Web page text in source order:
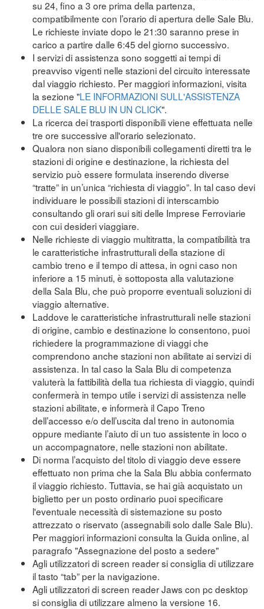
su 24, fino a 3 ore prima della partenza,
compatibilmente con l’orario di apertura delle Sale Blu.
Le richieste inviate dopo le 21:30 saranno prese in
carico a partire dalle 6:45 del giorno successivo.
I servizi di assistenza sono soggetti ai tempi di
preavviso vigenti nelle stazioni del circuito interessate
dal viaggio richiesto. Per maggiori informazioni, visita
la sezione "LE INFORMAZIONI SULL'ASSISTENZA
DELLE SALE BLU IN UN CLICK".
La ricerca dei trasporti disponibili viene effettuata nelle
tre ore successive all'orario selezionato.
Qualora non siano disponibili collegamenti diretti tra le
stazioni di origine e destinazione, la richiesta del
servizio può essere formulata inserendo diverse
“tratte” in un’unica “richiesta di viaggio”. In tal caso devi
individuare le possibili stazioni di interscambio
consultando gli orari sui siti delle Imprese Ferroviarie
con cui desideri viaggiare.
Nelle richieste di viaggio multitratta, la compatibilità tra
le caratteristiche infrastrutturali della stazione di
cambio treno e il tempo di attesa, in ogni caso non
inferiore a 15 minuti, è sottoposta alla valutazione
della Sala Blu, che può proporre eventuali soluzioni di
viaggio alternative.
Laddove le caratteristiche infrastrutturali nelle stazioni
di origine, cambio e destinazione lo consentono, puoi
richiedere la programmazione di viaggi che
comprendono anche stazioni non abilitate ai servizi di
assistenza. In tal caso la Sala Blu di competenza
valuterà la fattibilità della tua richiesta di viaggio, quindi
confermerà in tempo utile i servizi di assistenza nelle
stazioni abilitate, e informerà il Capo Treno
dell’accesso e/o dell’uscita dal treno in autonomia
oppure mediante l’aiuto di un tuo assistente in loco o
un accompagnatore, nelle stazioni non abilitate.
Di norma l’acquisto del titolo di viaggio deve essere
effettuato non prima che la Sala Blu abbia confermato
il viaggio richiesto. Tuttavia, se hai già acquistato un
biglietto per un posto ordinario puoi specificare
l'eventuale necessità di sistemazione su posto
attrezzato o riservato (assegnabili solo dalle Sale Blu).
Per maggiori informazioni consulta la Guida online, al
paragrafo "Assegnazione del posto a sedere"
Agli utilizzatori di screen reader si consiglia di utilizzare
il tasto “tab” per la navigazione.
Agli utilizzatori di screen reader Jaws con pc desktop
si consiglia di utilizzare almeno la versione 16.